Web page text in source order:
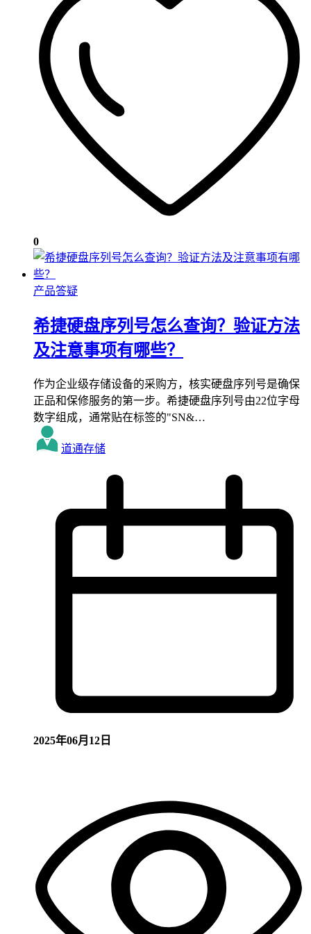
0
产品答疑
希捷硬盘序列号怎么查询？验证方法
及注意事项有哪些？
作为企业级存储设备的采购方，核实硬盘序列号是确保
正品和保修服务的第一步。希捷硬盘序列号由22位字母
数字组成，通常贴在标签的"SN&…
道通存储
2025年06月12日